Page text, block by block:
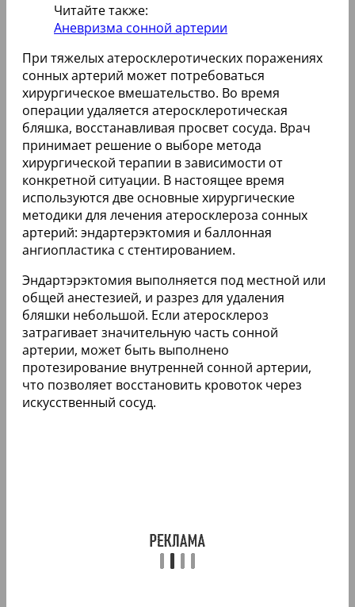
Читайте также:
Аневризма сонной артерии
При тяжелых атеросклеротических поражениях
сонных артерий может потребоваться
хирургическое вмешательство. Во время
операции удаляется атеросклеротическая
бляшка, восстанавливая просвет сосуда. Врач
принимает решение о выборе метода
хирургической терапии в зависимости от
конкретной ситуации. В настоящее время
используются две основные хирургические
методики для лечения атеросклероза сонных
артерий: эндартерэктомия и баллонная
ангиопластика с стентированием.
Эндартэрэктомия выполняется под местной или
общей анестезией, и разрез для удаления
бляшки небольшой. Если атеросклероз
затрагивает значительную часть сонной
артерии, может быть выполнено
протезирование внутренней сонной артерии,
что позволяет восстановить кровоток через
искусственный сосуд.